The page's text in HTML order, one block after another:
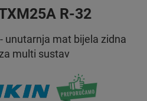
R-32
- unutarnja mat bijela zidna
multi sustav